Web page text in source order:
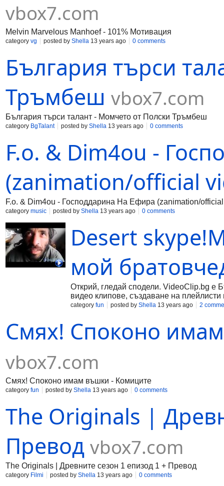
vbox7.com
Melvin Marvelous Manhoef - 101% Мотивация
category vg posted by Shella 13 years ago 0 comments
България търси
Тръмбеш vbox7.com
България търси талант - Момчето от Полски Тръмбеш
category BgTalant posted by Shella 13 years ago 0 comments
F.o. & Dim4ou -
(zanimation/official
F.o. & Dim4ou - Господдарина На Ефира (zanimation/
category music posted by Shella 13 years ago 0 comments
Desert
мой
Открий, гледай сподели. VideoClip.bg е
видео клипове, създаване на плейлисти
category fun posted by Shella 13 years ago 2
Смях! Споконо
vbox7.com
Смях! Споконо имам въшки - Комиците
category fun posted by Shella 13 years ago 0 comments
The Originals |
Превод vbox7.com
The Originals | Древните сезон 1 епизод 1 + Превод
category Filmi posted by Shella 13 years ago 0 comments